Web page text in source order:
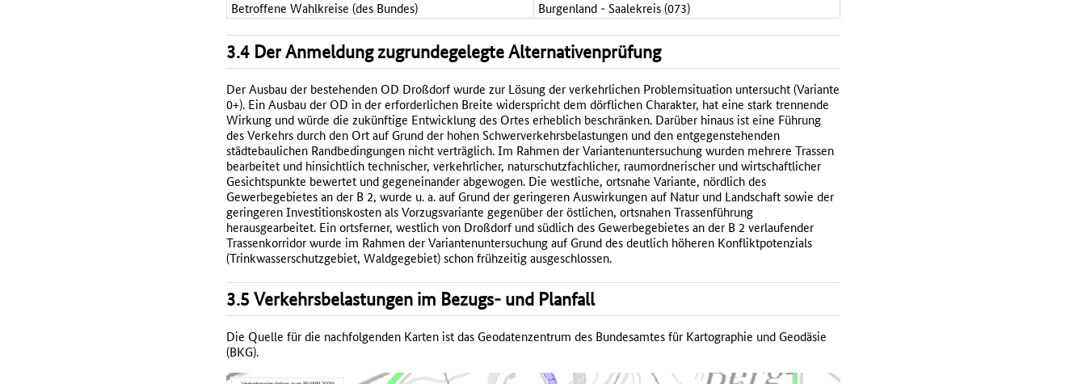
Betroffene Wahlkreise (des Bundes)
Burgenland - Saalekreis (073)
3.4 Der Anmeldung zugrundegelegte Alternativenprüfung
Der Ausbau der bestehenden OD Droßdorf wurde zur Lösung der verkehrlichen Problemsituation untersucht (Variante
0+). Ein Ausbau der OD in der erforderlichen Breite widerspricht dem dörflichen Charakter, hat eine stark trennende
Wirkung und würde die zukünftige Entwicklung des Ortes erheblich beschränken. Darüber hinaus ist eine Führung
des Verkehrs durch den Ort auf Grund der hohen Schwerverkehrsbelastungen und den entgegenstehenden
städtebaulichen Randbedingungen nicht verträglich. Im Rahmen der Variantenuntersuchung wurden mehrere Trassen
bearbeitet und hinsichtlich technischer, verkehrlicher, naturschutzfachlicher, raumordnerischer und wirtschaftlicher
Gesichtspunkte bewertet und gegeneinander abgewogen. Die westliche, ortsnahe Variante, nördlich des
Gewerbegebietes an der B 2, wurde u. a. auf Grund der geringeren Auswirkungen auf Natur und Landschaft sowie der
geringeren Investitionskosten als Vorzugsvariante gegenüber der östlichen, ortsnahen Trassenführung
herausgearbeitet. Ein ortsferner, westlich von Droßdorf und südlich des Gewerbegebietes an der B 2 verlaufender
Trassenkorridor wurde im Rahmen der Variantenuntersuchung auf Grund des deutlich höheren Konfliktpotenzials
(Trinkwasserschutzgebiet, Waldgegebiet) schon frühzeitig ausgeschlossen.
3.5 Verkehrsbelastungen im Bezugs- und Planfall
Die Quelle für die nachfolgenden Karten ist das Geodatenzentrum des Bundesamtes für Kartographie und Geodäsie
(BKG).